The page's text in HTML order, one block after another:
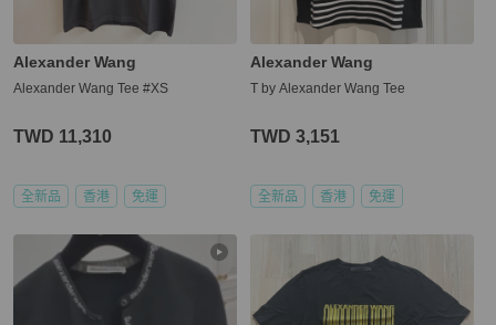
Alexander Wang
Alexander Wang Tee #XS
TWD 11,310
全新品 香港 免運
Alexander Wang
T by Alexander Wang Tee
TWD 3,151
全新品 香港 免運